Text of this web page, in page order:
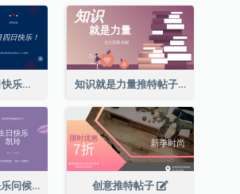
美国照片7月4日快乐推特帖子 知识就是力量推特帖子
嘴唇贴纸生日快乐问候推特帖子 创意推特帖子